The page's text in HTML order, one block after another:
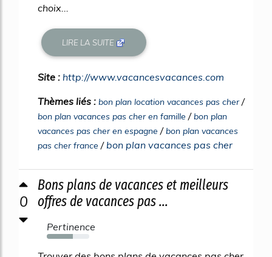
choix...
LIRE LA SUITE
Site : http://www.vacancesvacances.com
Thèmes liés : bon plan location vacances pas cher/
bon plan vacances pas cher en famille /bon plan
vacances pas cher en espagne /bon plan vacances
pas cher france / bon plan vacances pas cher
0
Bons plans de vacances et meilleurs
offres de vacances pas ...
Pertinence
62%